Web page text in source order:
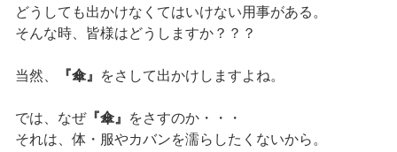
どうしても出かけなくてはいけない用事がある。
そんな時、皆様はどうしますか？？？
当然、 『傘』 をさして出かけしますよね。
では、なぜ『傘』
をさすのか・・・
それは、体・服やカバンを濡らしたくないから。